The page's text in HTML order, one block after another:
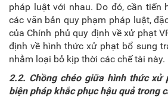
pháp luật với nhau. Do đó, cần tiến
các văn bản quy phạm pháp luật,
của Chính phủ quy định về xử phạt
định về hình thức xử phạt bổ sung
nhằm loại bỏ kịp thời các chế tài này.
2.2. Chồng chéo giữa hình thức xử
biện pháp khắc phục hậu quả trong